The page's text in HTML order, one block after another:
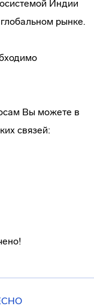
Индии
рынке.
Вы можете в
связей: